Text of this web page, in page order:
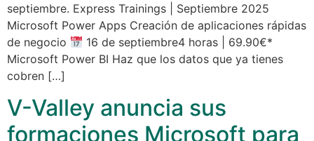
septiembre. Express Trainings | Septiembre 2025
Microsoft Power Apps Creación de aplicaciones rápidas
de negocio
16 de septiembre4 horas | 69.90€*
Microsoft Power BI Haz que los datos que ya tienes
cobren […]
V-Valley anuncia sus
formaciones Microsoft para